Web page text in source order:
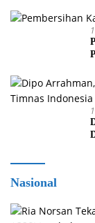
Nasional